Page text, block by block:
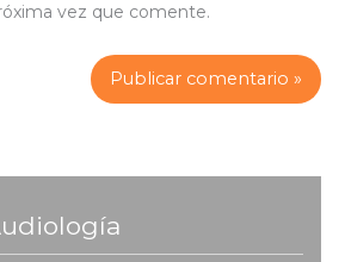
vez que comente.